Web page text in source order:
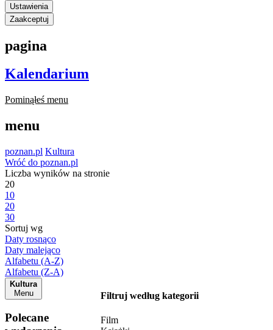
Ustawienia
Zaakceptuj
pagina
Kalendarium
Pominąłeś menu
menu
poznan.pl Kultura
Wróć do poznan.pl
Liczba wyników na stronie
20
10
20
30
Sortuj wg
Daty rosnąco
Daty malejąco
Alfabetu (A-Z)
Alfabetu (Z-A)
Kultura
Menu
Polecane
Filtruj według kategorii
Film